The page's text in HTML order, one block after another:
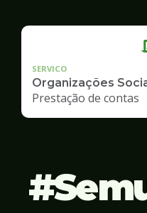
SERVICO
Organizações
Prestação de contas